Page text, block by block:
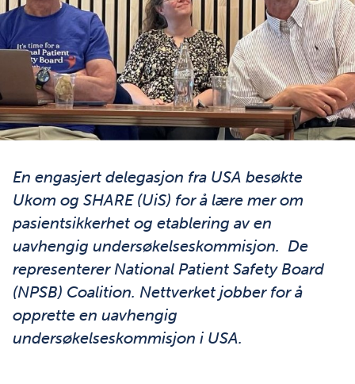
Fra v: Martin Hatlie, President og CEO - Patients for Patient
Safety og Pål Iden, direktør i Ukom. I bakgrunnen Veslemøy
Guise fra Share.
En engasjert delegasjon fra USA besøkte
Ukom og SHARE (UiS) for å lære mer om
pasientsikkerhet og etablering av en
uavhengig undersøkelseskommisjon. De
representerer National Patient Safety Board
(NPSB) Coalition. Nettverket jobber for å
opprette en uavhengig
undersøkelseskommisjon i USA.